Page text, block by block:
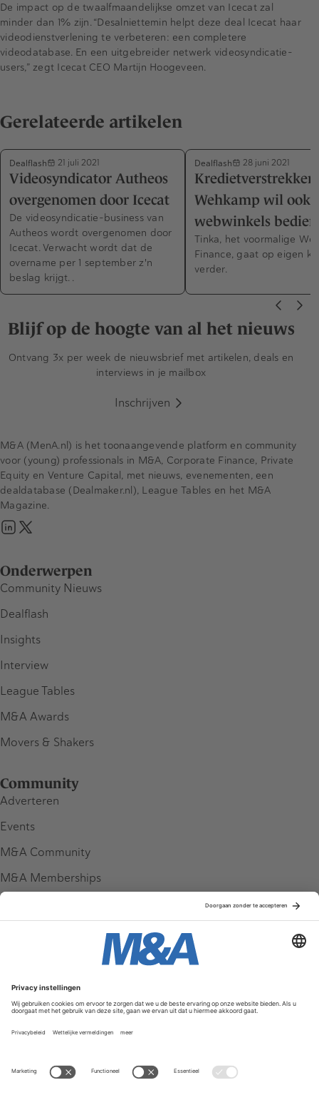
De impact op de twaalfmaandelijkse omzet van Icecat zal
minder dan 1% zijn. “Desalniettemin helpt deze deal Icecat haar
videodienstverlening te verbeteren: een completere
videodatabase. En een uitgebreider netwerk videosyndicatie-
users,” zegt Icecat CEO Martijn Hoogeveen.
Gerelateerde artikelen
Dealflash 21 juli 2021
Videosyndicator Autheos
overgenomen door Icecat
De videosyndicatie-business van
Autheos wordt overgenomen door
Icecat. Verwacht wordt dat de
overname per 1 september z'n
beslag krijgt. .
Dealflash 28 juni 2021
Kredietverstrekker
Wehkamp wil ook
webwinkels
Tinka, het voormalige
Finance, gaat op eigen
verder.
Blijf op de hoogte van al het nieuws
Ontvang 3x per week de nieuwsbrief met artikelen, deals en
interviews in je mailbox
Inschrijven
Onderwerpen
Community Nieuws
Dealflash
Insights
Interview
League Tables
M&A Awards
Movers & Shakers
Community
Adverteren
Events
M&A Community
M&A Memberships
Service & Contact
Contact
FAQ
Werken bij ons
M&A (MenA.nl) is het toonaangevende platform en community
voor (young) professionals in M&A, Corporate Finance, Private
Equity en Venture Capital, met nieuws, evenementen, een
dealdatabase (Dealmaker.nl), League Tables en het M&A
Magazine.